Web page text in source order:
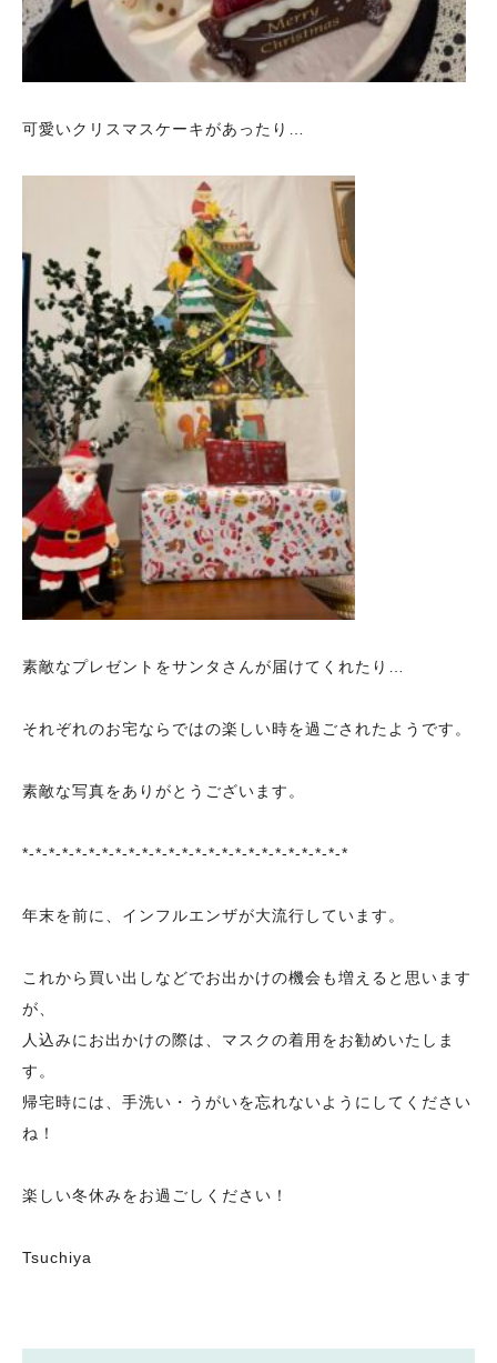
可愛いクリスマスケーキがあったり…
素敵なプレゼントをサンタさんが届けてくれたり…
それぞれのお宅ならではの楽しい時を過ごされたようです。
素敵な写真をありがとうございます。
*-*-*-*-*-*-*-*-*-*-*-*-*-*-*-*-*-*-*-*-*-*-*-*-*
年末を前に、インフルエンザが大流行しています。
これから買い出しなどでお出かけの機会も増えると思います
が、
人込みにお出かけの際は、マスクの着用をお勧めいたしま
す。
帰宅時には、手洗い・うがいを忘れないようにしてください
ね！
楽しい冬休みをお過ごしください！
Tsuchiya